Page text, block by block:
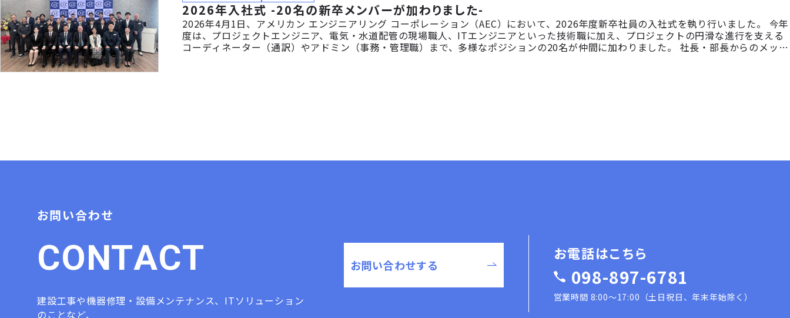
2026年入社式 -20名の新卒メンバーが加わりました-
2026年4月1日、アメリカン エンジニアリング コーポレーション（AEC）において、2026年度新卒社員の入社式を執り行いました。 今年
度は、プロジェクトエンジニア、電気・水道配管の現場職人、ITエンジニアといった技術職に加え、プロジェクトの円滑な進行を支える
コーディネーター（通訳）やアドミン（事務・管理職）まで、多様なポジションの20名が仲間に加わりました。 社長・部長からのメッ
お問い合わせ
CONTACT
建設工事や機器修理・設備メンテナンス、ITソリューション
のことなど、
お問い合わせする
お電話はこちら
098-897-6781
営業時間 8:00〜17:00（土日祝日、年末年始除く）